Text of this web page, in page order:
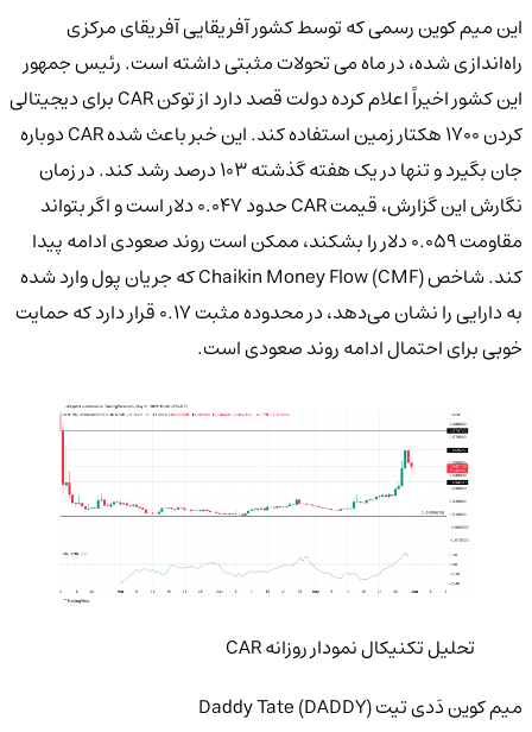
این میم کوین رسمی که توسط کشور آفریقایی آفریقای مرکزی
راه‌اندازی شده، در ماه می تحولات مثبتی داشته است. رئیس جمهور
این کشور اخیراً اعلام کرده دولت قصد دارد از توکن CAR برای دیجیتالی
کردن ۱۷۰۰ هکتار زمین استفاده کند. این خبر باعث شده CAR دوباره
جان بگیرد و تنها در یک هفته گذشته ۱۰۳ درصد رشد کند. در زمان
نگارش این گزارش، قیمت CAR حدود ۰.۰۴۷ دلار است و اگر بتواند
مقاومت ۰.۰۵۹ دلار را بشکند، ممکن است روند صعودی ادامه پیدا
کند. شاخص Chaikin Money Flow (CMF) که جریان پول وارد شده
به دارایی را نشان می‌دهد، در محدوده مثبت ۰.۱۷ قرار دارد که حمایت
خوبی برای احتمال ادامه روند صعودی است.
تحلیل تکنیکال نمودار روزانه CAR
میم کوین دَدی تیت Daddy Tate (DADDY)